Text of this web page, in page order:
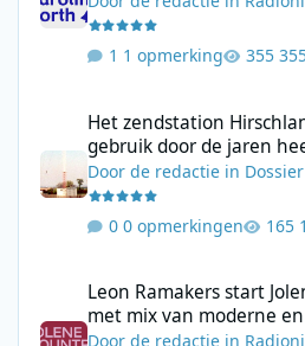
1 opmerking
Het zendstation
gebruik door de jaren
Doorde redactie in Dossier
0 opmerkingen
Leon Ramakers start
met mix van moderne
Doorde redactie in